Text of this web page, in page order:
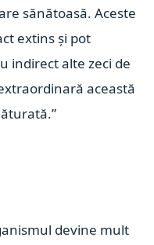
sănătoasă. Aceste
extins și pot
indirect alte zeci de
această
devine mult